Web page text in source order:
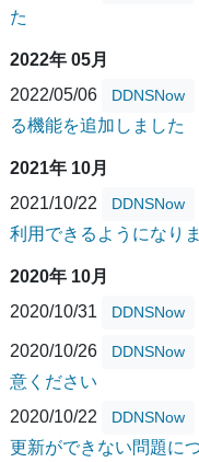
た
2022年 05月
2022/05/06
DDNSNow
る機能を追加しました
2021年 10月
2021/10/22
DDNSNow
利用できるようになり
2020年 10月
2020/10/31
DDNSNow
2020/10/26 DDNSNow
意ください
2020/10/22
DDNSNow
更新ができない問題に